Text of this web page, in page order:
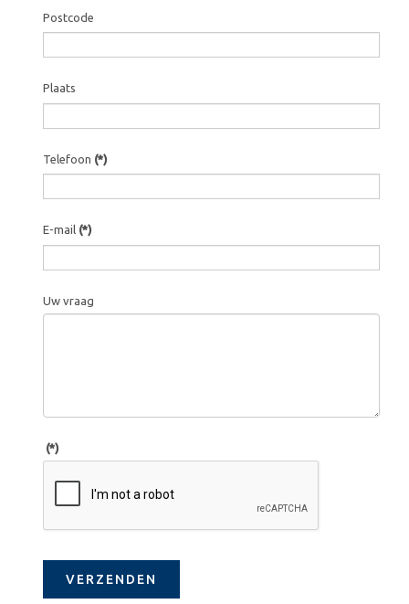
Postcode
Plaats
Telefoon (*)
E-mail (*)
Uw vraag
(*)
VERZENDEN